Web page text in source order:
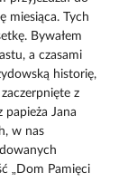
miesiąca. Tych
Bywałem
a czasami
historię,
z
Jana
w nas
„Dom Pamięci